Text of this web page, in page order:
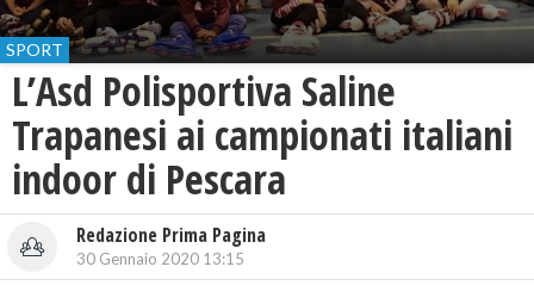
SPORT
L’Asd Polisportiva Saline
Trapanesi ai campionati italiani
indoor di Pescara
Redazione Prima Pagina
30 Gennaio 2020 13:15